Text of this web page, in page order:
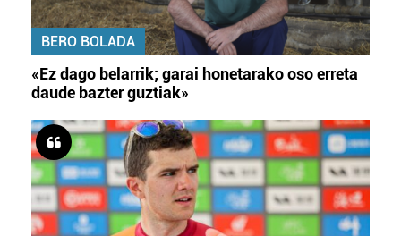
BERO BOLADA
«Ez dago belarrik; garai honetarako oso erreta
daude bazter guztiak»